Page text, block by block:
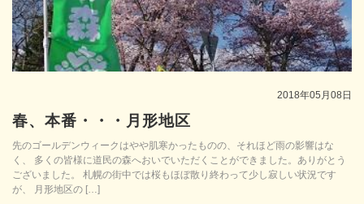
2018年05月08日
春、本番・・・月形地区
先のゴールデンウィークはやや肌寒かったものの、それほど雨の影響はな
く、 多くの皆様に道民の森へおいでいただくことができました。ありがとう
ございました。 札幌の街中では桜もほぼ散り終わって少し寂しい状況です
が、 月形地区の […]